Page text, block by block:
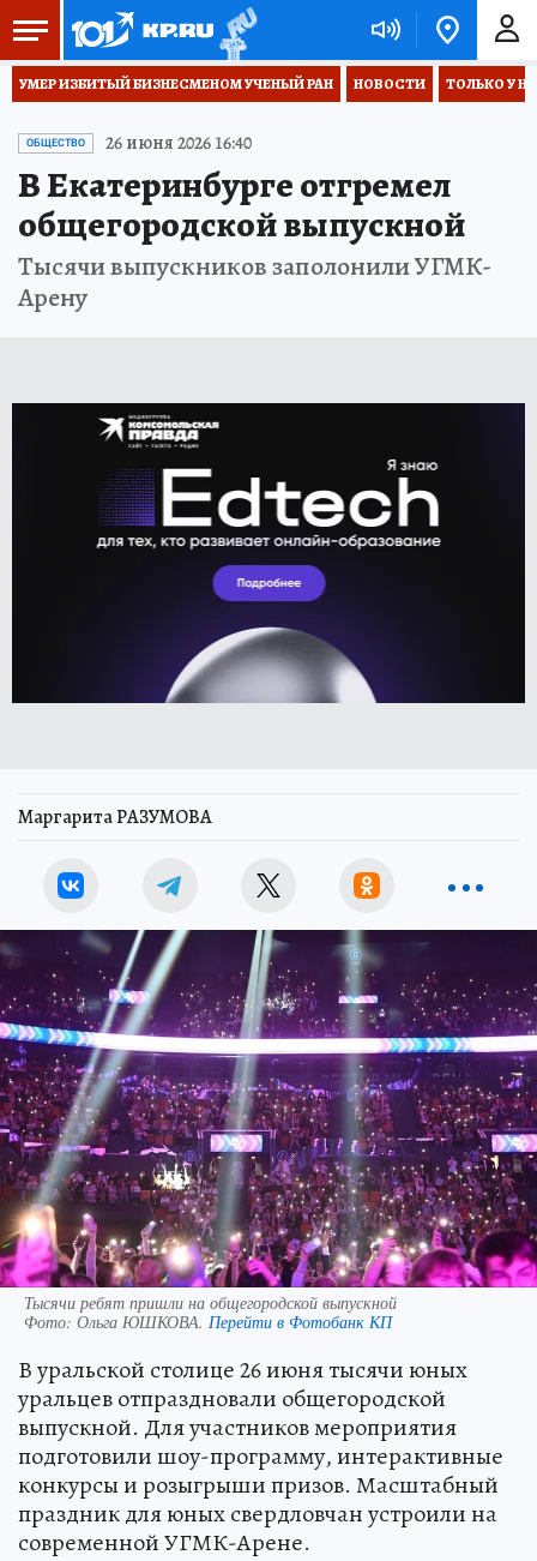
УМЕР ИЗБИТЫЙ БИЗНЕСМЕНОМ УЧЕНЫЙ РАН НОВОСТИ ТОЛЬКО У
ОБЩЕСТВО 26 июня 2026 16:40
В Екатеринбурге отгремел
общегородской выпускной
Тысячи выпускников заполонили УГМК-
Арену
Маргарита РАЗУМОВА
Тысячи ребят пришли на общегородской выпускной
Фото: Ольга ЮШКОВА. Перейти в Фотобанк КП
В уральской столице 26 июня тысячи юных
уральцев отпраздновали общегородской
выпускной. Для участников мероприятия
подготовили шоу-программу, интерактивные
конкурсы и розыгрыши призов. Масштабный
праздник для юных свердловчан устроили на
современной УГМК-Арене.